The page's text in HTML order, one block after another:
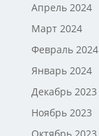
Апрель 2024
Март 2024
Февраль 2024
Январь 2024
Декабрь 2023
Ноябрь 2023